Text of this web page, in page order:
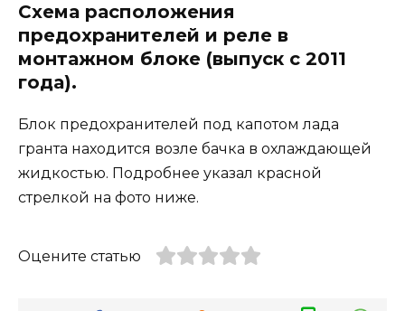
Схема расположения
предохранителей и реле в
монтажном блоке (выпуск с 2011
года).
Блок предохранителей под капотом лада
гранта находится возле бачка в охлаждающей
жидкостью. Подробнее указал красной
стрелкой на фото ниже.
Оцените статью